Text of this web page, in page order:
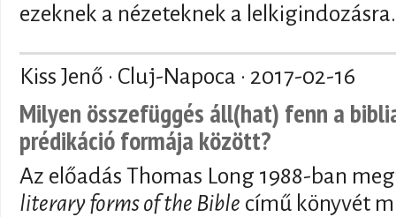
ezeknek a nézeteknek a lelkigindozásra.
Kiss Jenő · Cluj-Napoca · 2017-02-16
Milyen összefüggés áll(hat) fenn a
prédikáció formája között?
Az előadás Thomas Long 1988-ban
literary forms of the Bible című könyvét